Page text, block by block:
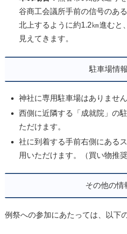
谷商工会議所手前の信号のあ
北上するように約1.2㎞進むと
見えてきます。
駐車場情報
神社に専用駐車場はありません
西側に近隣する「成就院」の
ただけます。
社に到着する手前右側にある
用いただけます。（買い物推奨
その他の情
例祭への参加にあたっては、以下